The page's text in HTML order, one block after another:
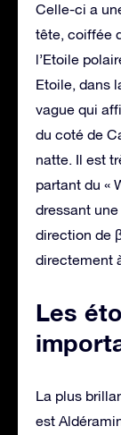
Celle-ci a
tête, coiffée
l’Etoile
Etoile, dans
vague qui
du coté de
natte. Il est
partant du «
dressant
direction de
directement
Les
La plus
est